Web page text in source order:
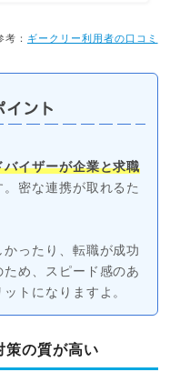
考： ギークリー利用者の口コミ
イント
バイザーが企業と求職
。密な連携が取れるた
ったり、転職が成功
め、スピード感のあ
トになりますよ。
策の質が高い